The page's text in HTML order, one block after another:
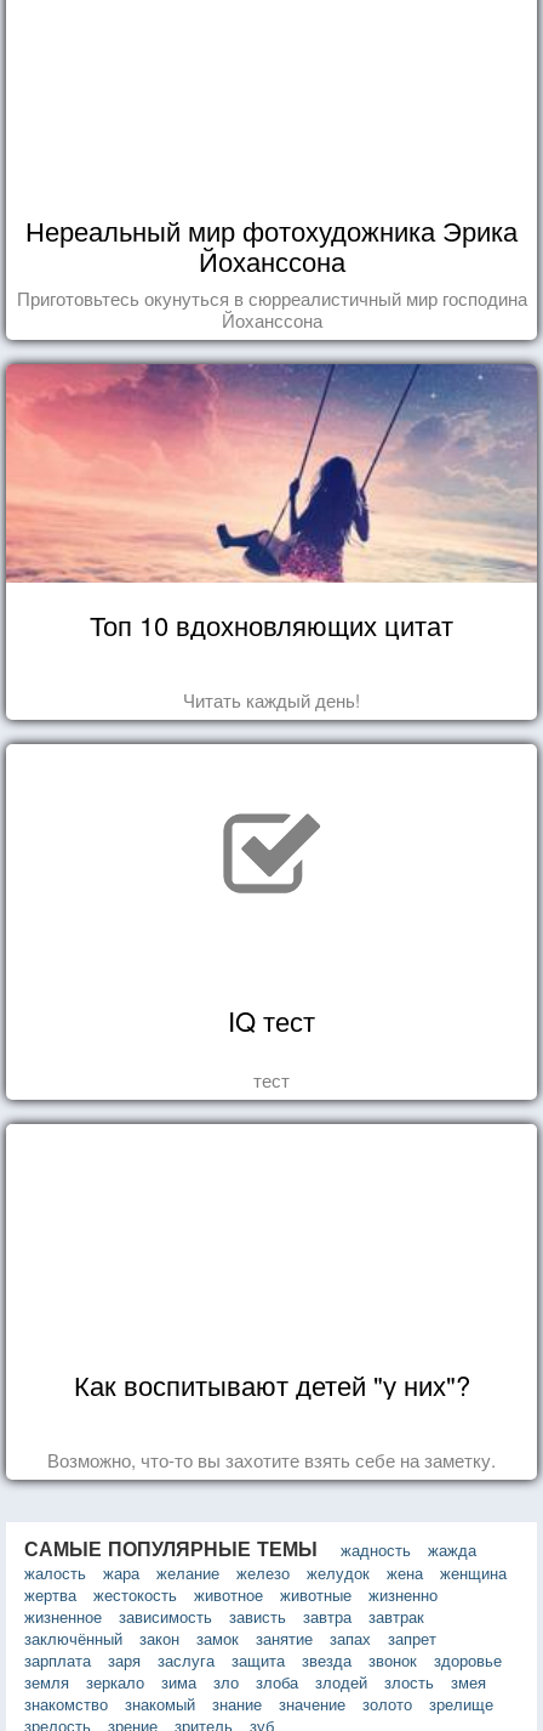
Нереальный мир фотохудожника Эрика
Йоханссона
Приготовьтесь окунуться в сюрреалистичный мир господина
Йоханссона
Топ 10 вдохновляющих цитат
Читать каждый день!
IQ тест
тест
Как воспитывают детей "у них"?
Возможно, что-то вы захотите взять себе на заметку.
САМЫЕ ПОПУЛЯРНЫЕ ТЕМЫ жадность
жажда
жалость
жара желание железо желудок жена
женщина
жертва
жестокость животное животные
жизненно
жизненное
зависимость зависть завтра
завтрак
заключённый
закон замок занятие запах
запрет
зарплата
заря заслуга защита звезда звонок
здоровье
земля
зеркало зима зло злоба злодей злость
змея
знакомство
знакомый знание значение золото
зрелище
зрелость
зрение зритель зуб